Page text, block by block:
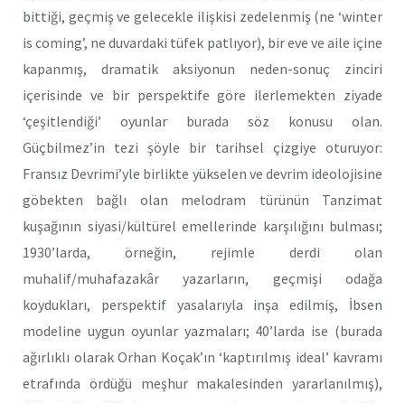
bittiği, geçmiş ve gelecekle ilişkisi zedelenmiş (ne ‘winter
is coming’, ne duvardaki tüfek patlıyor), bir eve ve aile içine
kapanmış, dramatik aksiyonun neden-sonuç zinciri
içerisinde ve bir perspektife göre ilerlemekten ziyade
‘çeşitlendiği’ oyunlar burada söz konusu olan.
Güçbilmez’in tezi şöyle bir tarihsel çizgiye oturuyor:
Fransız Devrimi’yle birlikte yükselen ve devrim ideolojisine
göbekten bağlı olan melodram türünün Tanzimat
kuşağının siyasi/kültürel emellerinde karşılığını bulması;
1930’larda, örneğin, rejimle derdi olan
muhalif/muhafazakâr yazarların, geçmişi odağa
koydukları, perspektif yasalarıyla inşa edilmiş, İbsen
modeline uygun oyunlar yazmaları; 40’larda ise (burada
ağırlıklı olarak Orhan Koçak’ın ‘kaptırılmış ideal’ kavramı
etrafında ördüğü meşhur makalesinden yararlanılmış),